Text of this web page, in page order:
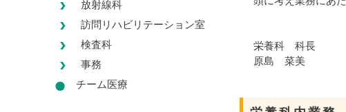
栄養科 科長
原島 菜美
放射線科
訪問リハビリテーション室
検査科
事務
チーム医療